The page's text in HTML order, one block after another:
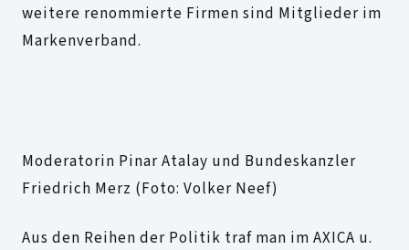
weitere renommierte Firmen sind Mitglieder im
Markenverband.
Moderatorin Pinar Atalay und Bundeskanzler
Friedrich Merz (Foto: Volker Neef)
Aus den Reihen der Politik traf man im AXICA u.